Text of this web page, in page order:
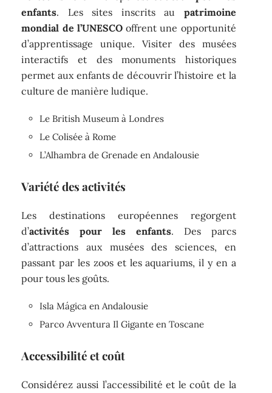
enfants. Les sites inscrits au patrimoine
mondial de l’UNESCOoffrent une opportunité
d’apprentissage unique. Visiter des musées
interactifs et des monuments historiques
permet aux enfants de découvrir l’histoire et la
culture de manière ludique.
Le British Museum à Londres
Le Colisée à Rome
L’Alhambra de Grenade en Andalousie
Variété des activités
Les destinations européennes regorgent
d’activités pour les enfants. Des parcs
d’attractions aux musées des sciences, en
passant par les zoos et les aquariums, il y en a
pour tous les goûts.
Isla Mágica en Andalousie
Parco Avventura Il Gigante en Toscane
Accessibilité et coût
Considérez aussi l’accessibilité et le coût de la